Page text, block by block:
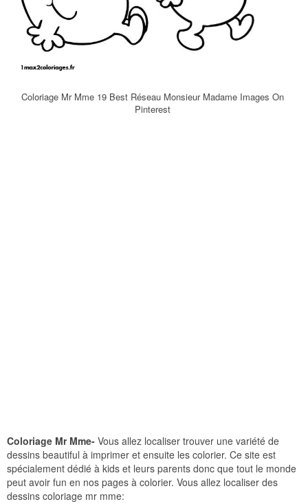
Coloriage Mr Mme 19 Best Réseau Monsieur Madame Images On
Pinterest
Coloriage Mr Mme- Vous allez localiser trouver une variété de
dessins beautiful à imprimer et ensuite les colorier. Ce site est
spécialement dédié à kids et leurs parents donc que tout le monde
peut avoir fun en nos pages à colorier. Vous allez localiser des
dessins coloriage mr mme: